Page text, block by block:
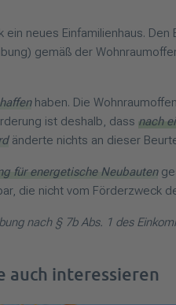
neues Einfamilienhaus.
gemäß der
haben. Die
ist deshalb, dass nach
änderte nichts an dieser
für energetische Neubauten
die nicht vom Förderzweck
nach § 7b Abs. 1 des
auch interessieren